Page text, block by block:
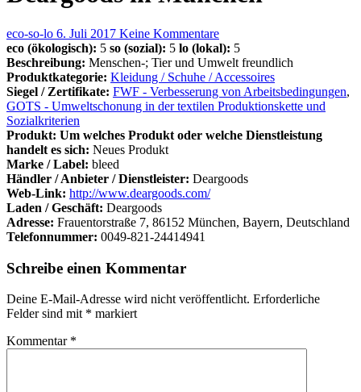
eco-so-lo 6. Juli 2017 Keine Kommentare
eco (ökologisch): 5 so (sozial): 5 lo (lokal): 5
Beschreibung: Menschen-; Tier und Umwelt freundlich
Produktkategorie: Kleidung / Schuhe / Accessoires
Siegel / Zertifikate: FWF - Verbesserung von Arbeitsbedingungen,
GOTS - Umweltschonung in der textilen Produktionskette und
Sozialkriterien
Produkt: Um welches Produkt oder welche Dienstleistung
handelt es sich: Neues Produkt
Marke / Label: bleed
Händler / Anbieter / Dienstleister: Deargoods
Web-Link: http://www.deargoods.com/
Laden / Geschäft: Deargoods
Adresse: Frauentorstraße 7, 86152 München, Bayern, Deutschland
Telefonnummer: 0049-821-24414941
Schreibe einen Kommentar
Deine E-Mail-Adresse wird nicht veröffentlicht. Erforderliche
Felder sind mit * markiert
Kommentar *